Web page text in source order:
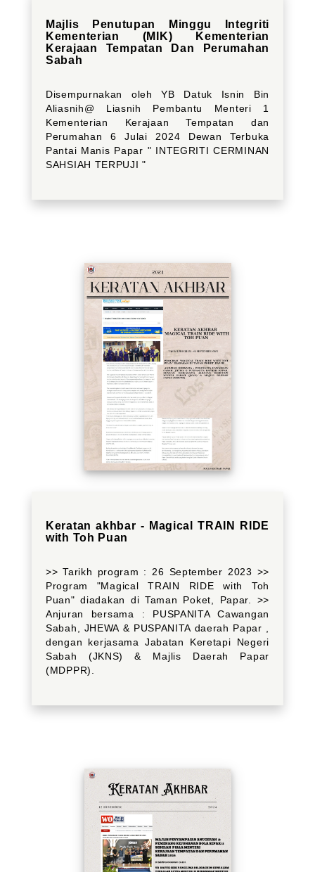
Majlis Penutupan Minggu Integriti
Kementerian (MIK) Kementerian
Kerajaan Tempatan Dan Perumahan
Sabah
Disempurnakan oleh YB Datuk Isnin Bin
Aliasnih@ Liasnih Pembantu Menteri 1
Kementerian Kerajaan Tempatan dan
Perumahan 6 Julai 2024 Dewan Terbuka
Pantai Manis Papar " INTEGRITI CERMINAN
SAHSIAH TERPUJI "
Keratan akhbar - Magical TRAIN RIDE
with Toh Puan
>> Tarikh program : 26 September 2023 >>
Program "Magical TRAIN RIDE with Toh
Puan" diadakan di Taman Poket, Papar. >>
Anjuran bersama : PUSPANITA Cawangan
Sabah, JHEWA & PUSPANITA daerah Papar ,
dengan kerjasama Jabatan Keretapi Negeri
Sabah (JKNS) & Majlis Daerah Papar
(MDPPR).